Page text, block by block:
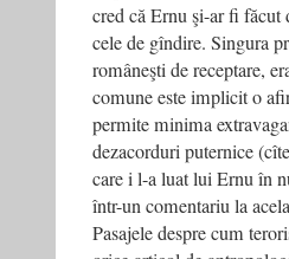
cred că Ernu şi-ar fi făcut
cele de gîndire. Singura
româneşti de receptare,
comune este implicit o
permite minima
dezacorduri puternice
care i l-a luat lui Ernu în
într-un comentariu la
Pasajele despre cum